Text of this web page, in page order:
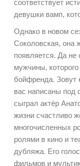
соответствует
девушки вамп,
Однако в новом
Соколовская, она
появляется. Да не
мужчины,
бойфренда. Зовут
вас написаны под
сыграл актёр
жизни счастливо
многочисленных
ролями в кино и
дубляжа. Его
фильмов и